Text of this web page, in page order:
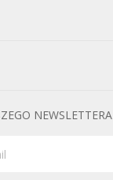
NEWSLETTERA